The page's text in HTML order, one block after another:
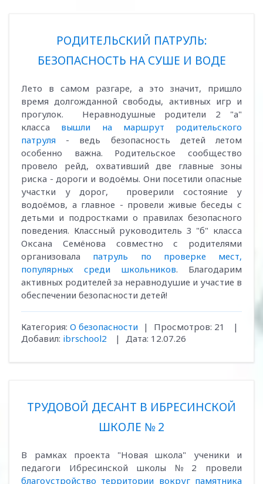
РОДИТЕЛЬСКИЙ ПАТРУЛЬ:
БЕЗОПАСНОСТЬ НА СУШЕ И ВОДЕ
Лето в самом разгаре, а это значит, пришло
время долгожданной свободы, активных игр и
прогулок. Неравнодушные родители 2 "а"
класса вышли на маршрут родительского
патруля - ведь безопасность детей летом
особенно важна. Родительское сообщество
провело рейд, охвативший две главные зоны
риска - дороги и водоёмы. Они посетили опасные
участки у дорог, проверили состояние у
водоёмов, а главное - провели живые беседы с
детьми и подростками о правилах безопасного
поведения. Классный руководитель 3 "б" класса
Оксана Семёнова совместно с родителями
организовала патруль по проверке мест,
популярных среди школьников. Благодарим
активных родителей за неравнодушие и участие в
обеспечении безопасности детей!
Категория: О безопасности | Просмотров: 21
|
Добавил: ibrschool2 | Дата: 12.07.26
ТРУДОВОЙ ДЕСАНТ В ИБРЕСИНСКОЙ
ШКОЛЕ № 2
В рамках проекта "Новая школа" ученики и
педагоги Ибресинской школы № 2 провели
благоустройство территории вокруг памятника